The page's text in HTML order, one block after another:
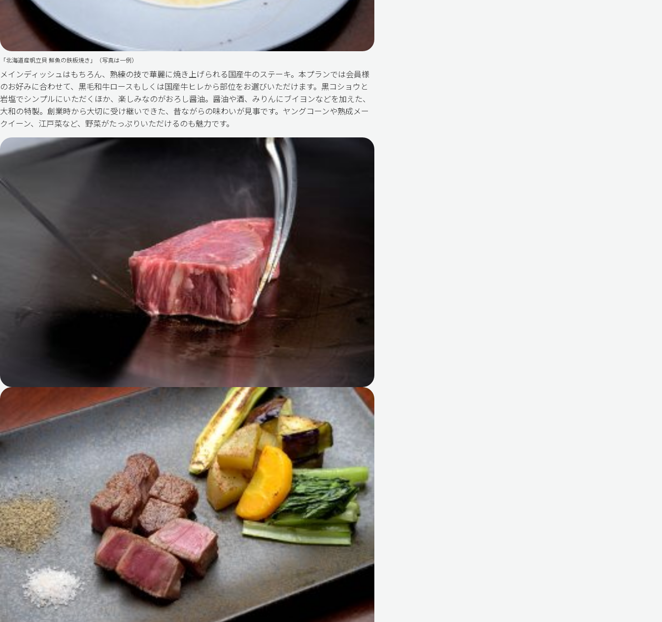
「北海道産帆立貝 鮮魚の鉄板焼き」（写真は一例）
メインディッシュはもちろん、熟練の技で華麗に焼き上げられる国産牛のステーキ。本プランでは会員様
のお好みに合わせて、黒毛和牛ロースもしくは国産牛ヒレから部位をお選びいただけます。黒コショウと
岩塩でシンプルにいただくほか、楽しみなのがおろし醤油。醤油や酒、みりんにブイヨンなどを加えた、
大和の特製。創業時から大切に受け継いできた、昔ながらの味わいが見事です。ヤングコーンや熟成メー
クイーン、江戸菜など、野菜がたっぷりいただけるのも魅力です。